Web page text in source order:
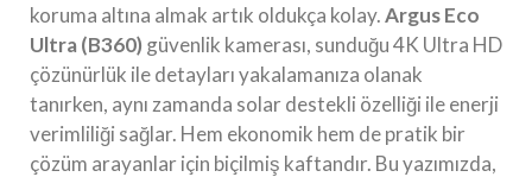
koruma altına almak artık oldukça kolay.Argus Eco
Ultra (B360) güvenlik kamerası, sunduğu 4K Ultra HD
çözünürlük ile detayları yakalamanıza olanak
tanırken, aynı zamanda solar destekli özelliği ile enerji
verimliliği sağlar. Hem ekonomik hem de pratik bir
çözüm arayanlar için biçilmiş kaftandır. Bu yazımızda,